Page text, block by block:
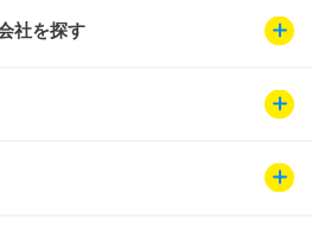
社を探す